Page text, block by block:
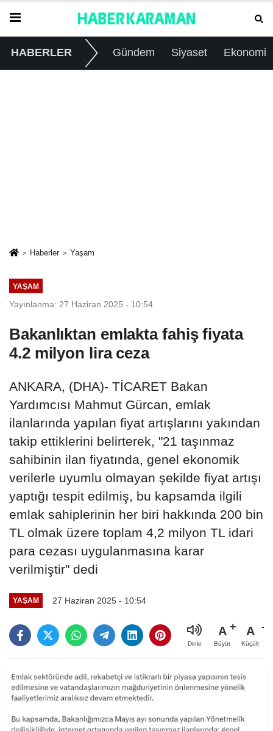
HABERLER Gündem Siyaset Ekonomi
Haberler Yaşam
YAŞAM
Yayınlanma: 27 Haziran 2025 - 10:54
Bakanlıktan emlakta fahiş fiyata
4.2 milyon lira ceza
ANKARA, (DHA)- TİCARET Bakan
Yardımcısı Mahmut Gürcan, emlak
ilanlarında yapılan fiyat artışlarını yakından
takip ettiklerini belirterek, "21 taşınmaz
sahibinin ilan fiyatında, genel ekonomik
verilerle uyumlu olmayan şekilde fiyat artışı
yaptığı tespit edilmiş, bu kapsamda ilgili
emlak sahiplerinin her biri hakkında 200 bin
TL olmak üzere toplam 4,2 milyon TL idari
para cezası uygulanmasına karar
verilmiştir" dedi
YAŞAM 27 Haziran 2025 - 10:54
Dinle
A
Büyüt
A
Küçült